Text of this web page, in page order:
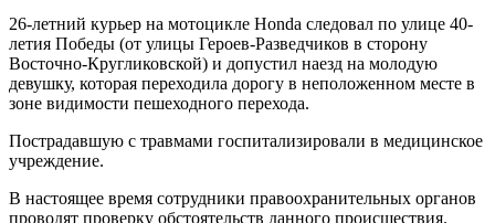
26-летний курьер на мотоцикле Honda следовал по улице 40-
летия Победы (от улицы Героев-Разведчиков в сторону
Восточно-Кругликовской) и допустил наезд на молодую
девушку, которая переходила дорогу в неположенном месте в
зоне видимости пешеходного перехода.
Пострадавшую с травмами госпитализировали в медицинское
учреждение.
В настоящее время сотрудники правоохранительных органов
проводят проверку обстоятельств данного происшествия.